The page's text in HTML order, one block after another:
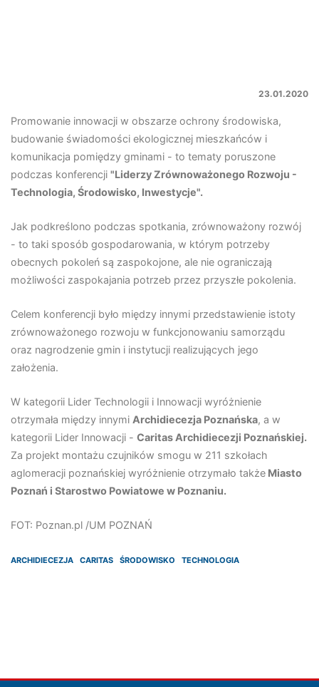
23.01.2020
Promowanie innowacji w obszarze ochrony środowiska,
budowanie świadomości ekologicznej mieszkańców i
komunikacja pomiędzy gminami - to tematy poruszone
podczas konferencji "Liderzy Zrównoważonego Rozwoju -
Technologia, Środowisko, Inwestycje".
Jak podkreślono podczas spotkania, zrównoważony rozwój
- to taki sposób gospodarowania, w którym potrzeby
obecnych pokoleń są zaspokojone, ale nie ograniczają
możliwości zaspokajania potrzeb przez przyszłe pokolenia.
Celem konferencji było między innymi przedstawienie istoty
zrównoważonego rozwoju w funkcjonowaniu samorządu
oraz nagrodzenie gmin i instytucji realizujących jego
założenia.
W kategorii Lider Technologii i Innowacji wyróżnienie
otrzymała między innymi Archidiecezja Poznańska, a w
kategorii Lider Innowacji - Caritas Archidiecezji Poznańskiej.
Za projekt montażu czujników smogu w 211 szkołach
aglomeracji poznańskiej wyróżnienie otrzymało także Miasto
Poznań i Starostwo Powiatowe w Poznaniu.
FOT: Poznan.pl /UM POZNAŃ
ARCHIDIECEZJA CARITAS ŚRODOWISKO TECHNOLOGIA